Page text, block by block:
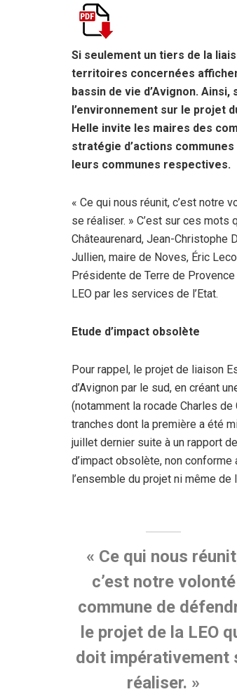
ce
b
o
o
k
n
g
e
A
p
p
Si seulement un tiers de la
territoires concernées
bassin de vie d’Avignon.
l’environnement sur le projet
Helle invite les maires des
stratégie d’actions
leurs communes respectives.
« Ce qui nous réunit, c’est notre
se réaliser. » C’est sur ces mots
Châteaurenard, Jean-Christophe
Jullien, maire de Noves, Éric
Présidente de Terre de
LEO par les services de l’Etat.
Etude d’impact obsolète
Pour rappel, le projet de liaison
d’Avignon par le sud, en créant
(notamment la rocade Charles
tranches dont la première a été
juillet dernier suite à un rapport
d’impact obsolète, non
l’ensemble du projet ni même de
« Ce qui nous
c’est notre volonté
commune de
le projet de la LEO
doit impérativement
réaliser. »